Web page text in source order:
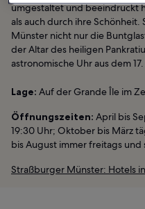
umgestaltet und beeindruckt
als auch durch ihre
Münster nicht nur die
der Altar des heiligen
astronomische Uhr aus dem
Lage: Auf der Grande Île im
Öffnungszeiten: April bis
19:30 Uhr; Oktober bis März
bis August immer freitags und
Straßburger Münster: Hotels